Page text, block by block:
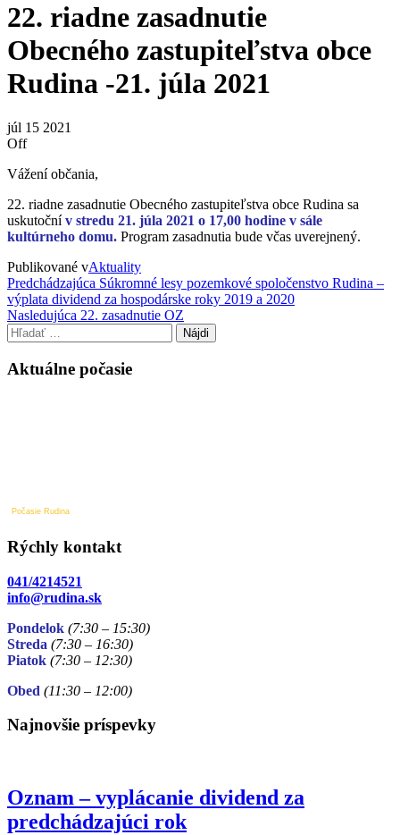
22. riadne zasadnutie
Obecného zastupiteľstva obce
Rudina -21. júla 2021
júl 15 2021
Off
Vážení občania,
22. riadne zasadnutie Obecného zastupiteľstva obce Rudina sa
uskutočnív stredu 21. júla 2021 o 17,00 hodine v sále
kultúrneho domu. Program zasadnutia bude včas uverejnený.
Publikované vAktuality
Navigácia
v
článku
Predchádzajúci
príspevok
Predchádzajúca Súkromné lesy pozemkové spoločenstvo Rudina –
výplata dividend za hospodárske roky 2019 a 2020
Nasledujúci
príspevok
Nasledujúca 22. zasadnutie OZ
Hľadať:
Aktuálne počasie
Počasie Rudina
Rýchly kontakt
041/4214521
info@rudina.sk
Pondelok (7:30 – 15:30)
Streda (7:30 – 16:30)
Piatok (7:30 – 12:30)
Obed (11:30 – 12:00)
Najnovšie príspevky
Oznam – vyplácanie dividend za
predchádzajúci rok